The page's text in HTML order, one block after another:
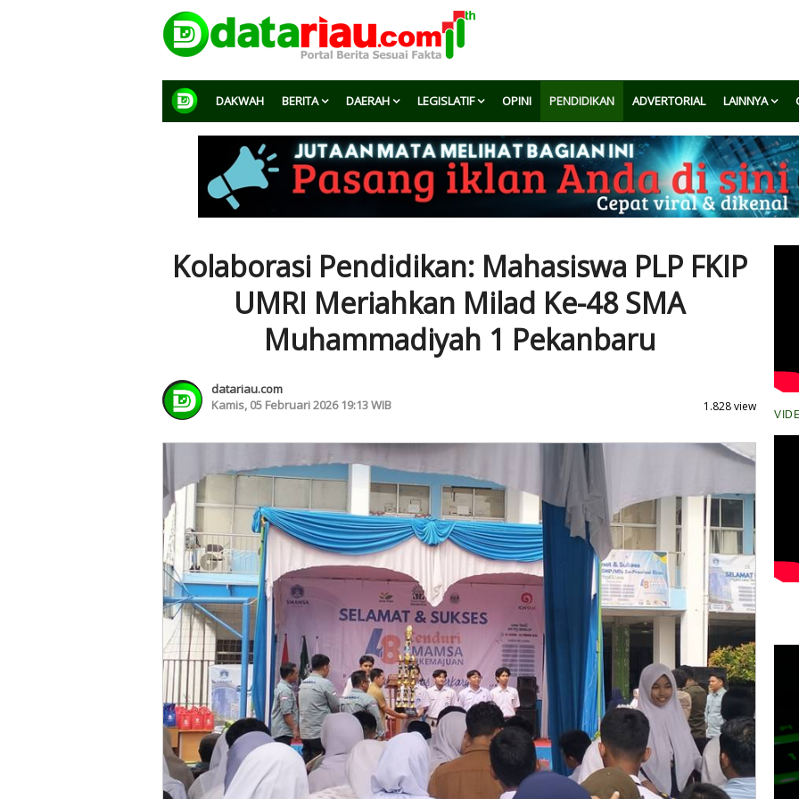
DAKWAH BERITA DAERAH LEGISLATIF OPINI PENDIDIKAN ADVERTORIAL LAINNYA
Kolaborasi Pendidikan: Mahasiswa PLP FKIP
UMRI Meriahkan Milad Ke-48 SMA
Muhammadiyah 1 Pekanbaru
datariau.com
Kamis, 05 Februari 2026 19:13 WIB
1.828 view